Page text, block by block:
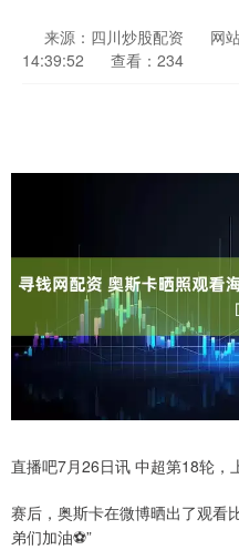
来源：四川炒股配资 网
14:39:52
查看：234
直播吧7月26日讯 中超第18轮，
赛后，奥斯卡在微博晒出了观看
弟们加油⚽️​​​”